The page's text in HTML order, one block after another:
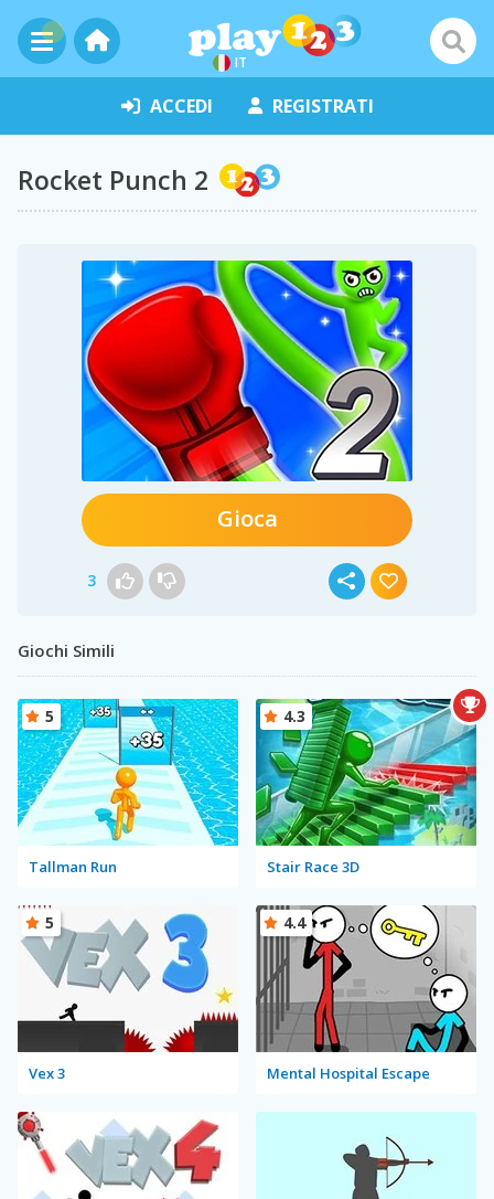
IT
ACCEDI REGISTRATI
Rocket Punch 2
Gioca
3
Giochi Simili
Tallman Run
5
Stair Race 3D
4.3
Vex 3
5
Mental Hospital Escape
4.4